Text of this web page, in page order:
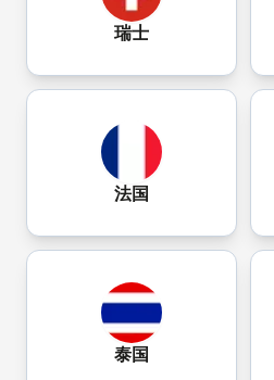
瑞士
法国
泰国